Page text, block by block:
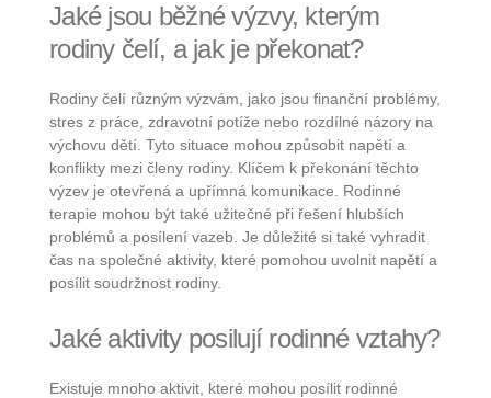
Jaké jsou běžné výzvy, kterým
rodiny čelí, a jak je překonat?
Rodiny čelí různým výzvám, jako jsou finanční problémy,
stres z práce, zdravotní potíže nebo rozdílné názory na
výchovu dětí. Tyto situace mohou způsobit napětí a
konflikty mezi členy rodiny. Klíčem k překonání těchto
výzev je otevřená a upřímná komunikace. Rodinné
terapie mohou být také užitečné při řešení hlubších
problémů a posílení vazeb. Je důležité si také vyhradit
čas na společné aktivity, které pomohou uvolnit napětí a
posílit soudržnost rodiny.
Jaké aktivity posilují rodinné vztahy?
Existuje mnoho aktivit, které mohou posílit rodinné